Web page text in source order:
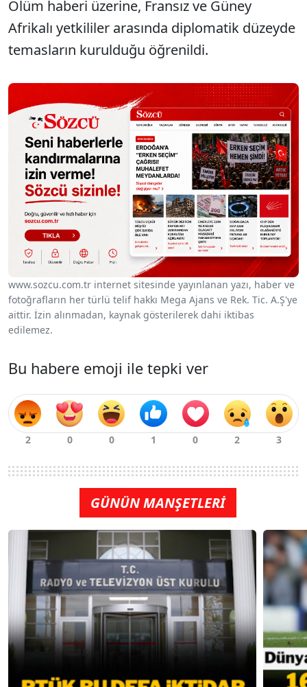
Ölüm haberi üzerine, Fransız ve Güney
Afrikalı yetkililer arasında diplomatik düzeyde
temasların kurulduğu öğrenildi.
www.sozcu.com.tr internet sitesinde yayınlanan yazı, haber ve
fotoğrafların her türlü telif hakkı Mega Ajans ve Rek. Tic. A.Ş'ye
aittir. İzin alınmadan, kaynak gösterilerek dahi iktibas
edilemez.
Bu habere emoji ile tepki ver
GÜNÜN MANŞETLERİ